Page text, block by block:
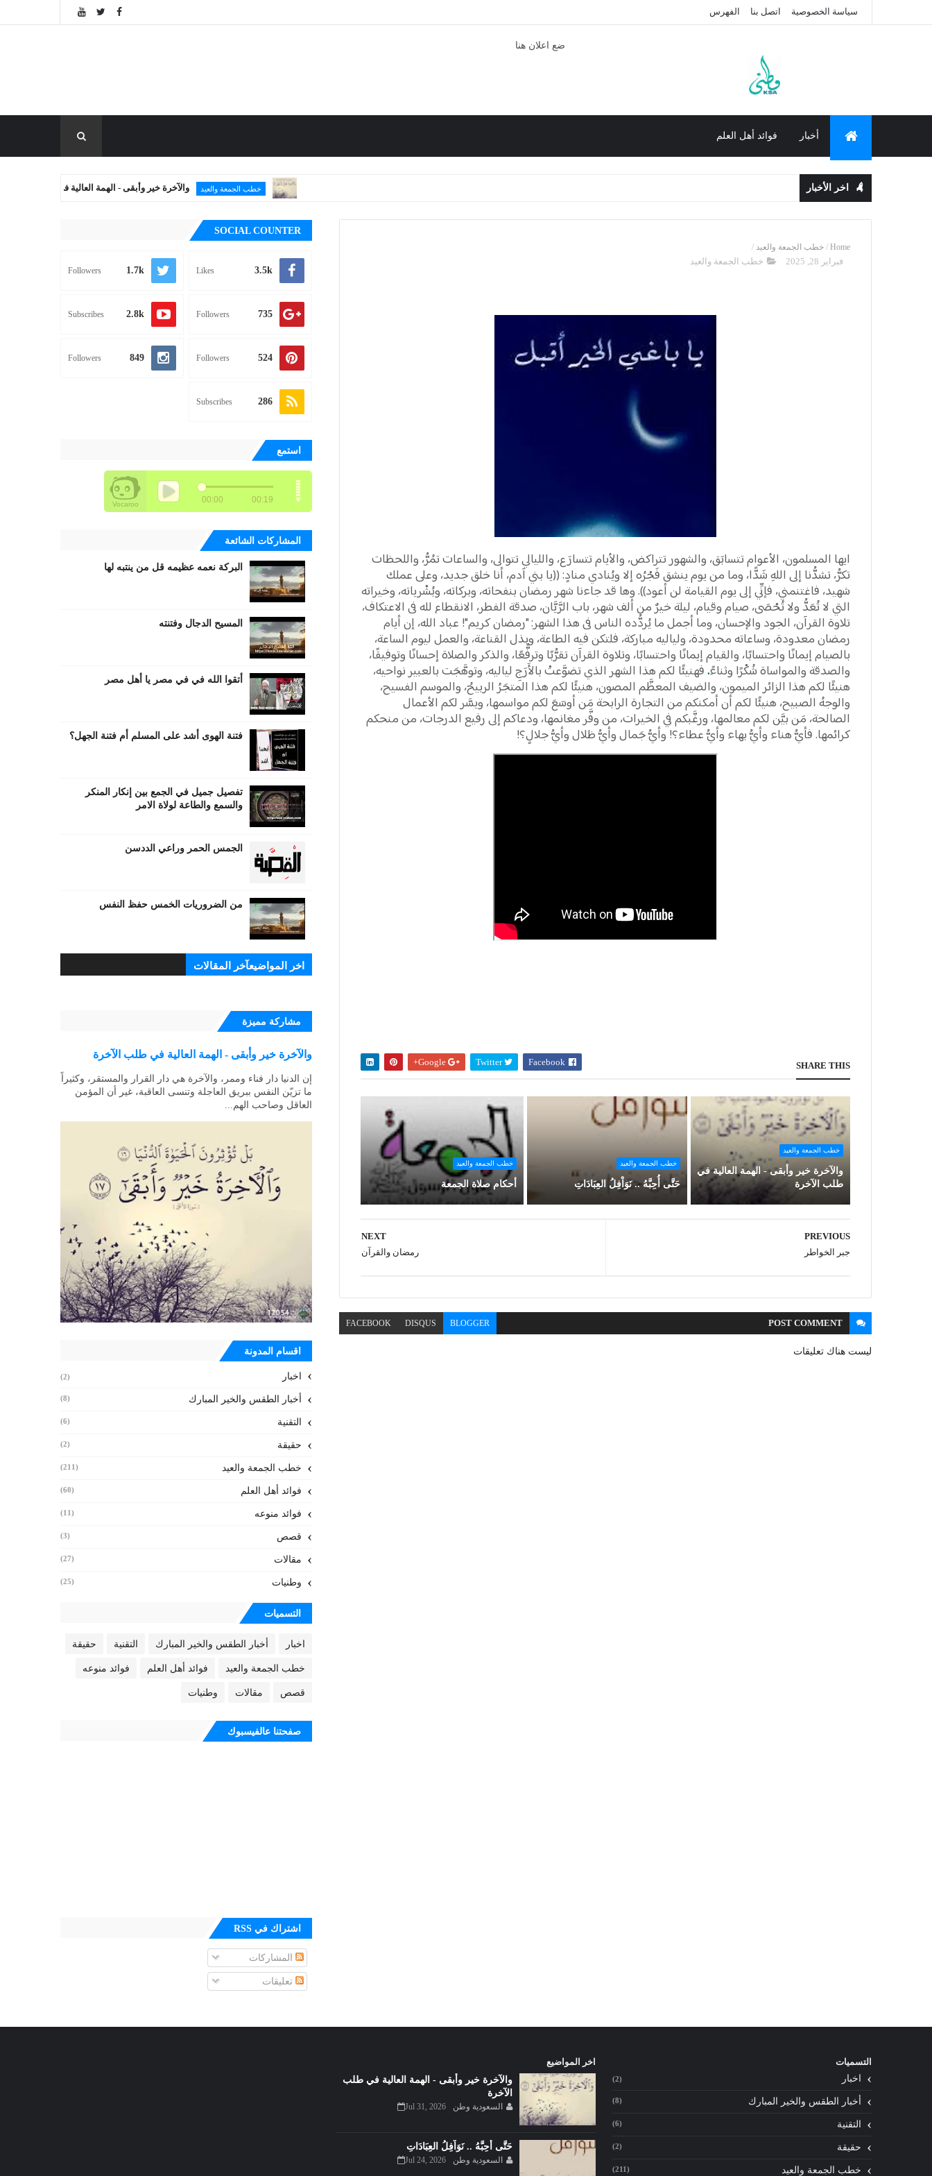
سياسة الخصوصية اتصل بنا الفهرس
ضع اعلان هنا
أخبار فوائد أهل العلم
اخر الأخبار خطب الجمعة والعيد والآخرة خير وأبقى - الهمة العالية في طلب الآخرة
Home
/ خطب الجمعة والعيد /
فبراير 28, 2025 خطب الجمعة والعيد
ايها المسلمون، الأعوام تتسابَق، والشهور تتراكض، والأيام تتسارَع، والليالي تتوالى، والساعات تمُرُّ، واللحظات
تكرُّ، تشدُّنا إلى اللهِ شَدًّا، وما من يوم ينشق فَجْرُه إلا ويُنادي منادٍ: ((يا بني آدم، أنا خلق جديد، وعلى عملك
شهيد، فاغتنمني، فإنِّي إلى يوم القيامة لن أعود)). وها قد جاءنا شهر رمضان بنفحاته، وبركاته، وبُشْرياته، وخيراته
التي لا تُعَدُّ ولا تُحْصَى، صيام وقيام، ليلة خيرٌ من ألف شهر، باب الرَّيَّان، صدقة الفطر، الانقطاع لله في الاعتكاف،
تلاوة القرآن، الجود والإحسان، وما أجمل ما يُرِدُّده الناس في هذا الشهر: "رمضان كريم"! عباد الله، إن أيام
رمضان معدودة، وساعاته محدودة، ولياليه مباركة، فلتكن فيه الطاعة، وبذل القناعة، والعمل ليوم الساعة،
بالصيام إيمانًا واحتسابًا، والقيام إيمانًا واحتسابًا، وتلاوة القرآن تقرُّبًا وترفُّعًا، والذكر والصلاة إحسانًا وتوفيقًا،
والصدقة والمواساة شُكْرًا وثناءً.فهنيئًا لكم هذا الشهر الذي تضوَّعتْ بالأَرَجِ لياليه، وتوهَّجَت بالعبير نواحيه،
هنيئًا لكم هذا الزائر الميمون، والضيف المعظَّم المصون، هنيئًا لكم هذا المتجَرُ الربيحُ، والموسم الفسيح،
والوجهُ الصبيح، هنيئًا لكم أن أمكنكم من التجارة الرابحة مَن أوسَعَ لكم مواسمها، ويسَّر لكم الأعمال
الصالحة، مَن بيَّن لكم معالمها، ورغَّبكم في الخيرات، من وفَّر مغانمها، ودعاكم إلى رفيع الدرجات، من منحكم
كرائمها. فأيُّ هناء وأيُّ بهاء وأيُّ عطاء؟! وأيُّ جَمال وأيُّ ظلال وأيُّ جلالٍ؟!
SHARE THIS
Facebook
Twitter
Google+
خطب الجمعة والعيد
والآخرة خير وأبقى - الهمة العالية في
طلب الآخرة
خطب الجمعة والعيد
حَتَّى أُحِبَّهُ .. نَوَاْفِلُ العِبَادَاتِ
خطب الجمعة والعيد
أحكام صلاة الجمعة
NEXT
رمضان والقرآن
PREVIOUS
جبر الخواطر
POST COMMENT
BLOGGER
DISQUS
FACEBOOK
ليست هناك تعليقات
SOCIAL COUNTER
3.5k
Likes
1.7k
Followers
735
Followers
2.8k
Subscribes
524
Followers
849
Followers
286
Subscribes
استمع
المشاركات الشائعة
البركة نعمه عظيمه قل من ينتبه لها
المسيح الدجال وفتنته
أتقوا الله في في مصر يا أهل مصر
فتنة الهوى أشد على المسلم أم فتنة الجهل؟
تفصيل جميل في الجمع بين إنكار المنكر
والسمع والطاعة لولاة الامر
الجمس الحمر وراعي الددسن
من الضروريات الخمس حفظ النفس
اخر المواضيعآخر المقالات
مشاركة مميزة
والآخرة خير وأبقى - الهمة العالية في طلب الآخرة
إن الدنيا دار فناء وممر، والآخرة هي دار القرار والمستقر، وكثيراً
ما تزيّن النفس ببريق العاجلة وتنسى العاقبة، غير أن المؤمن
العاقل وصاحب الهم...
اقسام المدونة
اخبار (2)
أخبار الطقس والخير المبارك (8)
التقنية (6)
حقيقة (2)
خطب الجمعة والعيد (211)
فوائد أهل العلم (60)
فوائد منوعه (11)
قصص (3)
مقالات (27)
وطنيات (25)
التسميات
اخبار أخبار الطقس والخير المبارك التقنية حقيقة
خطب الجمعة والعيد فوائد أهل العلم فوائد منوعه
قصص مقالات وطنيات
صفحتنا عالفيسبوك
اشتراك في RSS
المشاركات
تعليقات
التسميات
اخبار
(2)
أخبار الطقس والخير المبارك (8)
التقنية (6)
حقيقة (2)
خطب الجمعة والعيد (211)
اخر المواضيع
والآخرة خير وأبقى - الهمة العالية في طلب
الآخرة
السعودية وطن Jul 31, 2026
حَتَّى أُحِبَّهُ .. نَوَاْفِلُ العِبَادَاتِ
السعودية وطن Jul 24, 2026